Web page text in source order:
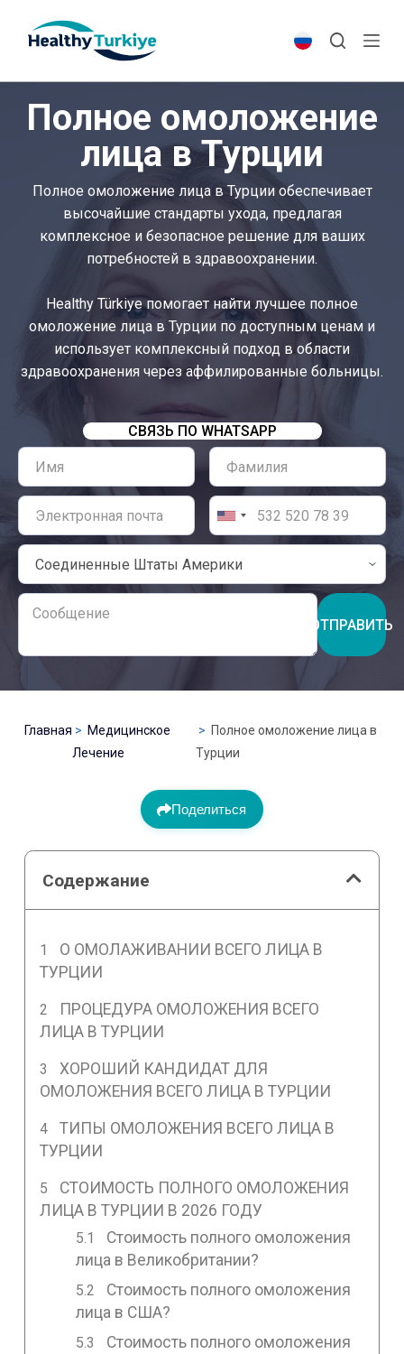
p
Полное омоложение
лица в Турции
Полное омоложение лица в Турции обеспечивает
высочайшие стандарты ухода, предлагая
комплексное и безопасное решение для ваших
потребностей в здравоохранении.
Healthy Türkiye помогает найти лучшее полное
омоложение лица в Турции по доступным ценам и
использует комплексный подход в области
здравоохранения через аффилированные больницы.
СВЯЗЬ ПО WHATSAPP
ОТПРАВИТЬ
Главная
Медицинское
Лечение
Полное омоложение лица в
Турции
Поделиться
Содержание
О ОМОЛАЖИВАНИИ ВСЕГО ЛИЦА В
ТУРЦИИ
ПРОЦЕДУРА ОМОЛОЖЕНИЯ ВСЕГО
ЛИЦА В ТУРЦИИ
ХОРОШИЙ КАНДИДАТ ДЛЯ
ОМОЛОЖЕНИЯ ВСЕГО ЛИЦА В ТУРЦИИ
ТИПЫ ОМОЛОЖЕНИЯ ВСЕГО ЛИЦА В
ТУРЦИИ
СТОИМОСТЬ ПОЛНОГО ОМОЛОЖЕНИЯ
ЛИЦА В ТУРЦИИ В 2026 ГОДУ
Стоимость полного омоложения
лица в Великобритании?
Стоимость полного омоложения
лица в США?
Стоимость полного омоложения